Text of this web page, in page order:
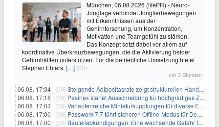
München, 06.08.2026 (lifePR) - Neuro-
Jonglage verbindet Jonglierbewegungen
mit Erkenntnissen aus der
Gehirnforschung, um Konzentration,
Motivation und Teamgefühl zu stärken.
Das Konzept setzt dabei vor allem auf
koordinative Überkreuzbewegungen, die die Aktivierung beider
Gehirnhälften unterstützen. Für die betriebliche Umsetzung bietet
Stephan Ehlers, […] (00)
vor 3 Stunden
06.08. 17:34 | (00) Steigende Adipositasrate zeigt strukturellen Handlungsbedarf bei der Ernährung schulpflichtiger Kinder
06.08. 17:18 | (00) Pasinex startet Ausschreibung für hochgradiges Zinksulfidkonzentrat mit Germanium- und Silbergehalten und stellt ein Betriebsupdate bereit
06.08. 17:03 | (00) Variantenreiche Miniaturkupplungen für diverse Einsatzbereiche
06.08. 17:00 | (00) Passwork 7.7 führt sicheren Offline-Modus für Desktop- und Mobile-Apps ein
06.08. 17:00 | (00) Bauteilabkündigungen: Eine wachsende Gefahr für industrielle Elektroniksysteme